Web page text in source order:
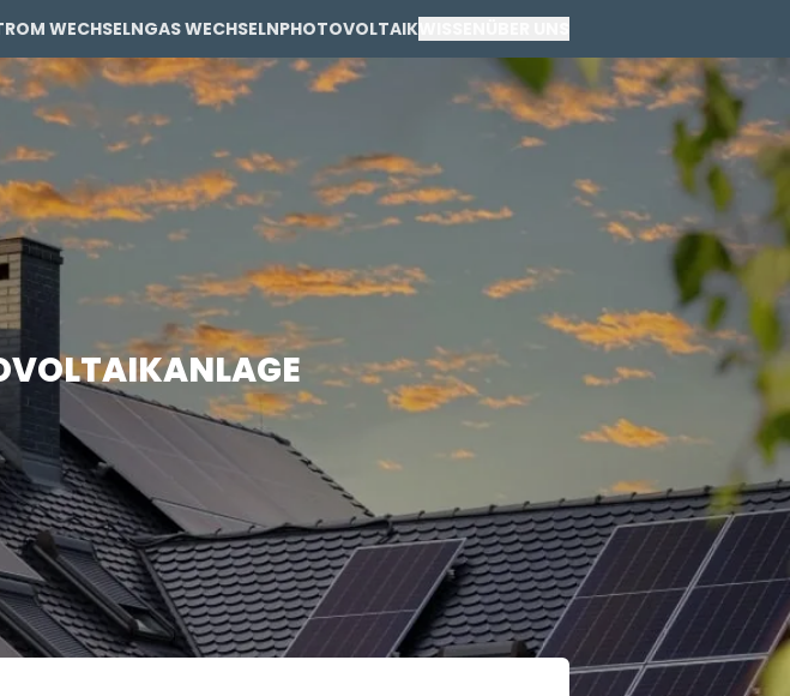
WECHSELN
PRIVAT
GAS WECHSELN
PRIVAT
GEWERBE
PHOTOVOLTAIK
PRIVAT
GEWERBE